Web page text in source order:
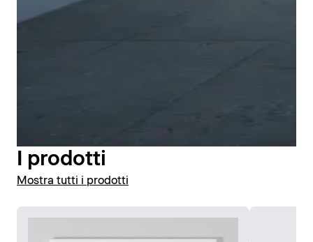
guarnizione composita. In questo modo è possibile
realizzare facilmente il livello di tenuta secondo la
norma DIN 18534. KIWA Germania ha certificato
l'impermeabilità di Tempano una volta installato.
I prodotti
Mostra tutti i prodotti